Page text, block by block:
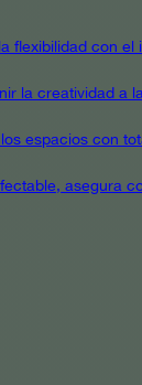
flexibilidad con
la creatividad a
espacios con
asegura